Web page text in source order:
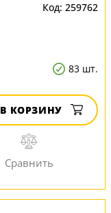
259762
83 шт.
В КОРЗИНУ